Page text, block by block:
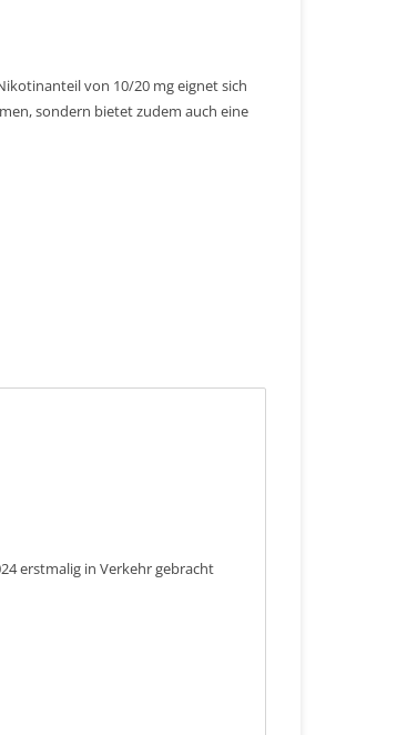
von 10/20 mg eignet sich
sondern bietet zudem auch eine
erstmalig in Verkehr gebracht